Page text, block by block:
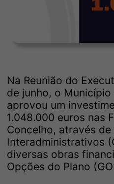
Na Reunião do
de junho, o Município
aprovou um
1.048.000 euros nas
Concelho, através
Interadministrativos
diversas obras
Opções do Plano